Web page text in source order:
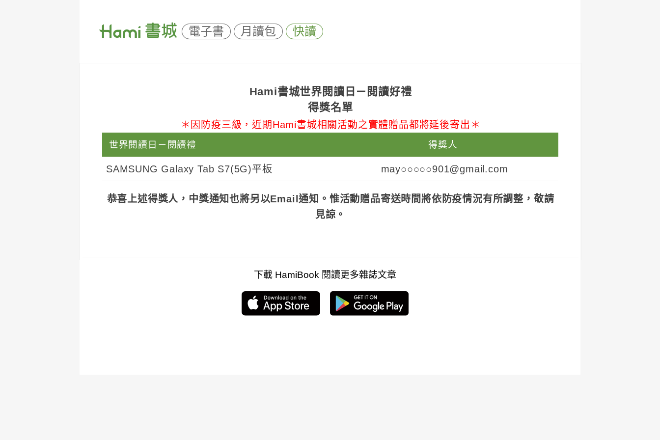
電子書 月讀包 快讀
Hami書城世界閱讀日－閱讀好禮
得獎名單
＊因防疫三級，近期Hami書城相關活動之實體贈品都將延後寄出＊
世界閱讀日－閱讀禮 得獎人
SAMSUNG Galaxy Tab S7(5G)平板 may○○○○○901@gmail.com
恭喜上述得獎人，中獎通知也將另以Email通知。惟活動贈品寄送時間將依防疫情況有所調整，敬請
見諒。
下載 HamiBook 閱讀更多雜誌文章